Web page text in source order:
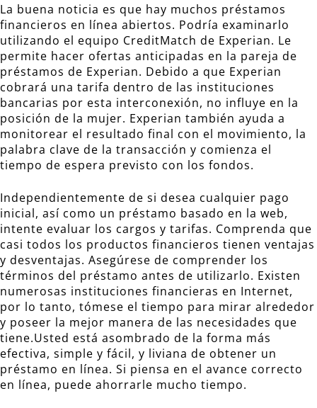
La buena noticia es que hay muchos préstamos
financieros en línea abiertos. Podría examinarlo
utilizando el equipo CreditMatch de Experian. Le
permite hacer ofertas anticipadas en la pareja de
préstamos de Experian. Debido a que Experian
cobrará una tarifa dentro de las instituciones
bancarias por esta interconexión, no influye en la
posición de la mujer. Experian también ayuda a
monitorear el resultado final con el movimiento, la
palabra clave de la transacción y comienza el
tiempo de espera previsto con los fondos.
Independientemente de si desea cualquier pago
inicial, así como un préstamo basado en la web,
intente evaluar los cargos y tarifas. Comprenda que
casi todos los productos financieros tienen ventajas
y desventajas. Asegúrese de comprender los
términos del préstamo antes de utilizarlo. Existen
numerosas instituciones financieras en Internet,
por lo tanto, tómese el tiempo para mirar alrededor
y poseer la mejor manera de las necesidades que
tiene.Usted está asombrado de la forma más
efectiva, simple y fácil, y liviana de obtener un
préstamo en línea. Si piensa en el avance correcto
en línea, puede ahorrarle mucho tiempo.